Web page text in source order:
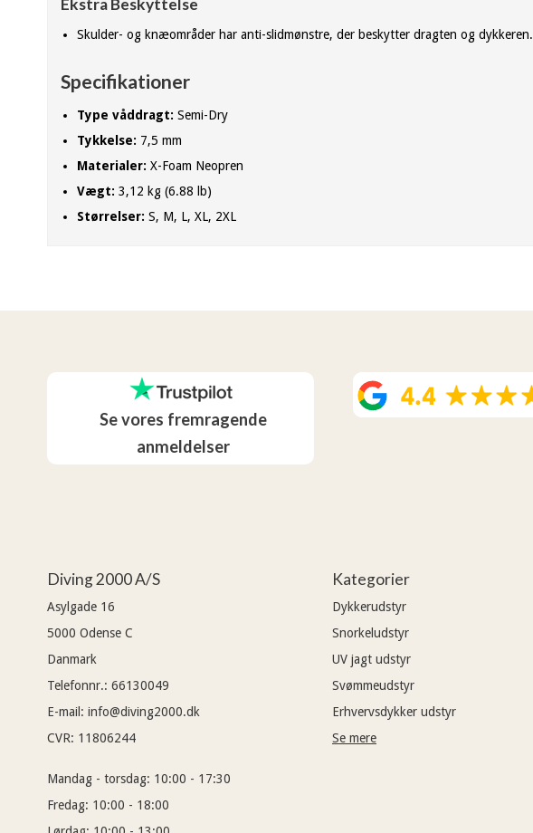
Ekstra Beskyttelse
Skulder- og knæområder har anti-slidmønstre, der beskytter dragten og dykkeren.
Specifikationer
Type våddragt: Semi-Dry
Tykkelse: 7,5 mm
Materialer: X-Foam Neopren
Vægt: 3,12 kg (6.88 lb)
Størrelser: S, M, L, XL, 2XL
Se vores fremragende
anmeldelser
Diving 2000 A/S
Asylgade 16
5000 Odense C
Danmark
Telefonnr.: 66130049
E-mail : info@diving2000.dk
CVR: 11806244
Mandag - torsdag: 10:00 - 17:30
Fredag: 10:00 - 18:00
Kategorier
Dykkerudstyr
Snorkeludstyr
UV jagt udstyr
Svømmeudstyr
Erhvervsdykker udstyr
Se mere